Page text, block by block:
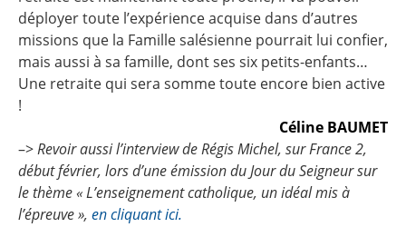
déployer toute l’expérience acquise dans d’autres
missions que la Famille salésienne pourrait lui confier,
mais aussi à sa famille, dont ses six petits-enfants…
Une retraite qui sera somme toute encore bien active
!
Céline BAUMET
–>Revoir aussi l’interview de Régis Michel, sur France 2,
début février, lors d’une émission du Jour du Seigneur sur
le thème « L’enseignement catholique, un idéal mis à
l’épreuve », en cliquant ici.